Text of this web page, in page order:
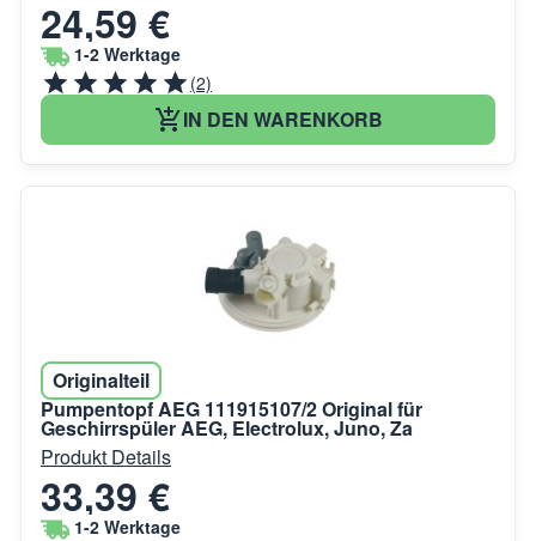
24,59 €
1-2 Werktage
(2)
IN DEN WARENKORB
Originalteil
Pumpentopf AEG 111915107/2 Original für
Geschirrspüler AEG, Electrolux, Juno, Za
Produkt Details
33,39 €
1-2 Werktage